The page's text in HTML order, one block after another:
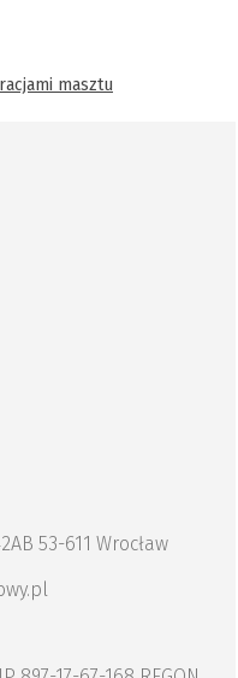
masztu
53-611 Wrocław